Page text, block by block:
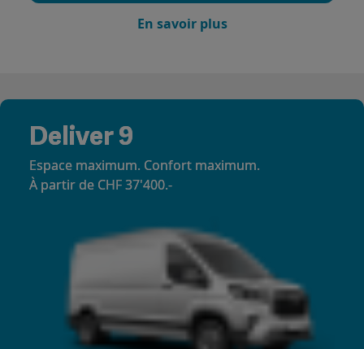
En savoir plus
Deliver 9
Espace maximum. Confort maximum.
À partir de CHF 37'400.-